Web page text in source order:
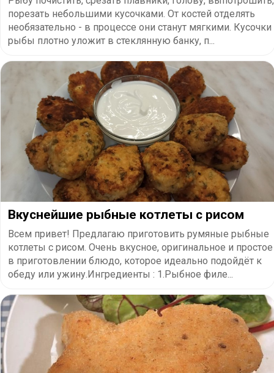
порезать небольшими кусочками. От костей отделять
необязательно - в процессе они станут мягкими. Кусочки
рыбы плотно уложит в стеклянную банку, п...
Вкуснейшие рыбные котлеты с рисом
Всем привет! Предлагаю приготовить румяные рыбные
котлеты с рисом. Очень вкусное, оригинальное и простое
в приготовлении блюдо, которое идеально подойдёт к
обеду или ужину.Ингредиенты : 1.Рыбное филе...